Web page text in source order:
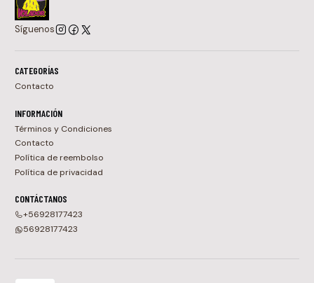
Síguenos
CATEGORÍAS
Contacto
INFORMACIÓN
Términos y Condiciones
Contacto
Política de reembolso
Política de privacidad
CONTÁCTANOS
+56928177423
56928177423